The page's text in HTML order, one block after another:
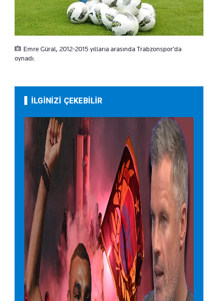
Emre Güral, 2012-2015 yıllarıa arasında Trabzonspor'da
oynadı.
İLGİNİZİ ÇEKEBİLİR